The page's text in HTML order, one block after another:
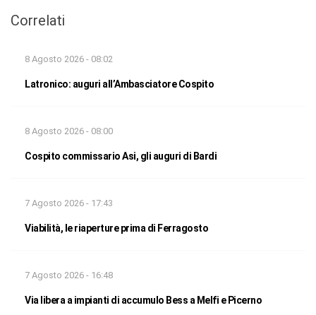
Correlati
8 Agosto 2026 - 08:02
Latronico: auguri all’Ambasciatore Cospito
8 Agosto 2026 - 08:00
Cospito commissario Asi, gli auguri di Bardi
7 Agosto 2026 - 17:43
Viabilità, le riaperture prima di Ferragosto
7 Agosto 2026 - 16:48
Via libera a impianti di accumulo Bess a Melfi e Picerno